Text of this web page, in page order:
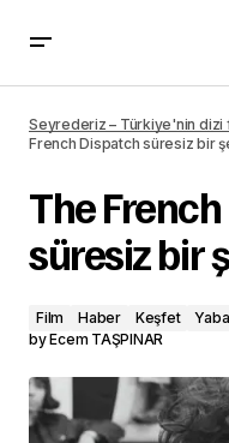
Seyrederiz – Türkiye'nin dizi
French Dispatch süresiz bir
The
süresiz bir
Film Haber Keşfet
byEcem TAŞPINAR